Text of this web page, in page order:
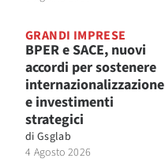
GRANDI IMPRESE
BPER e SACE, nuovi
accordi per sostenere
internazionalizzazione
e investimenti
strategici
di Gsglab
4 Agosto 2026